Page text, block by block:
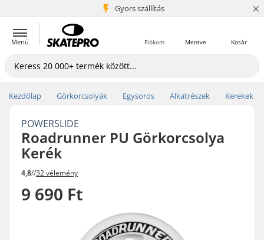
Gyors szállítás
5+ millió ügyfél ×
Menü Kosár
Mentve
Fiókom
Kezdőlap Görkorcsolyák Egysoros Alkatrészek Kerekek
POWERSLIDE
Roadrunner PU Görkorcsolya
Kerék
4,8//32 vélemény
9 690 Ft